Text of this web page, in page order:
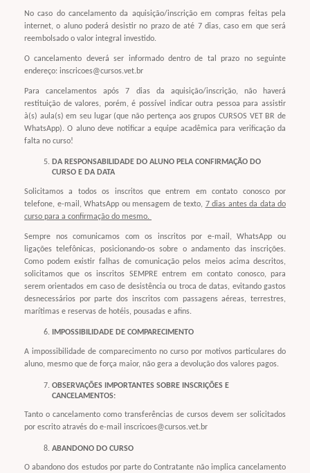
No caso do cancelamento da aquisição/inscrição em compras feitas pela
internet, o aluno poderá desistir no prazo de até 7 dias, caso em que será
reembolsado o valor integral investido.
O cancelamento deverá ser informado dentro de tal prazo no seguinte
endereço: inscricoes@cursos.vet.br
Para cancelamentos após 7 dias da aquisição/inscrição, não haverá
restituição de valores, porém, é possível indicar outra pessoa para assistir
à(s) aula(s) em seu lugar (que não pertença aos grupos CURSOS VET BR de
WhatsApp). O aluno deve notificar a equipe acadêmica para verificação da
falta no curso!
DA RESPONSABILIDADE DO ALUNO PELA CONFIRMAÇÃO DO
CURSO E DA DATA
Solicitamos a todos os inscritos que entrem em contato conosco por
telefone, e-mail, WhatsApp ou mensagem de texto, 7 dias antes da data do
curso para a confirmação do mesmo.
Sempre nos comunicamos com os inscritos por e-mail, WhatsApp ou
ligações telefônicas, posicionando-os sobre o andamento das inscrições.
Como podem existir falhas de comunicação pelos meios acima descritos,
solicitamos que os inscritos SEMPRE entrem em contato conosco, para
serem orientados em caso de desistência ou troca de datas, evitando gastos
desnecessários por parte dos inscritos com passagens aéreas, terrestres,
marítimas e reservas de hotéis, pousadas e afins.
IMPOSSIBILIDADE DE COMPARECIMENTO
A impossibilidade de comparecimento no curso por motivos particulares do
aluno, mesmo que de força maior, não gera a devolução dos valores pagos.
OBSERVAÇÕES IMPORTANTES SOBRE INSCRIÇÕES E
CANCELAMENTOS:
Tanto o cancelamento como transferências de cursos devem ser solicitados
por escrito através do e-mail inscricoes@cursos.vet.br
ABANDONO DO CURSO
O abandono dos estudos por parte do Contratante não implica cancelamento